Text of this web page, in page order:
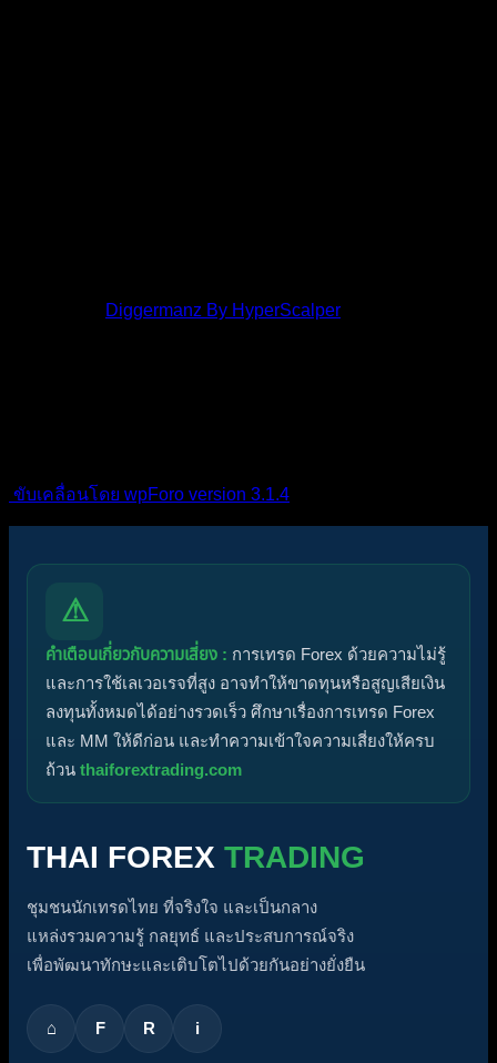
Diggermanz By HyperScalper
ขับเคลื่อนโดย wpForo version 3.1.4
⚠
คำเตือนเกี่ยวกับความเสี่ยง : การเทรด Forex ด้วยความไม่รู้
และการใช้เลเวอเรจที่สูง อาจทำให้ขาดทุนหรือสูญเสียเงิน
ลงทุนทั้งหมดได้อย่างรวดเร็ว ศึกษาเรื่องการเทรด Forex
และ MM ให้ดีก่อน และทำความเข้าใจความเสี่ยงให้ครบ
ถ้วน thaiforextrading.com
THAI FOREX TRADING
ชุมชนนักเทรดไทย ที่จริงใจ และเป็นกลาง
แหล่งรวมความรู้ กลยุทธ์ และประสบการณ์จริง
เพื่อพัฒนาทักษะและเติบโตไปด้วยกันอย่างยั่งยืน
⌂ F R i